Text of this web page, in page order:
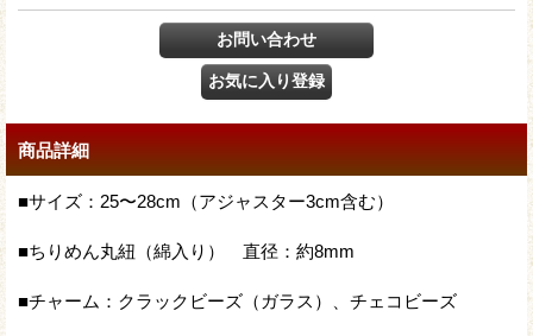
商品詳細
■サイズ：25〜28cm（アジャスター3cm含む）
■ちりめん丸紐（綿入り） 直径：約8mm
■チャーム：クラックビーズ（ガラス）、チェコビーズ